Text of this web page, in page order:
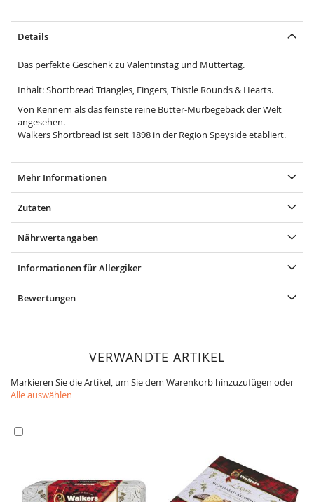
Details
Das perfekte Geschenk zu Valentinstag und Muttertag.
Inhalt: Shortbread Triangles, Fingers, Thistle Rounds & Hearts.
Von Kennern als das feinste reine Butter-Mürbegebäck der Welt
angesehen.
Walkers Shortbread ist seit 1898 in der Region Speyside etabliert.
Mehr Informationen
Zutaten
Nährwertangaben
Informationen für Allergiker
Bewertungen
VERWANDTE ARTIKEL
Markieren Sie die Artikel, um Sie dem Warenkorb hinzuzufügen oder
Alle auswählen